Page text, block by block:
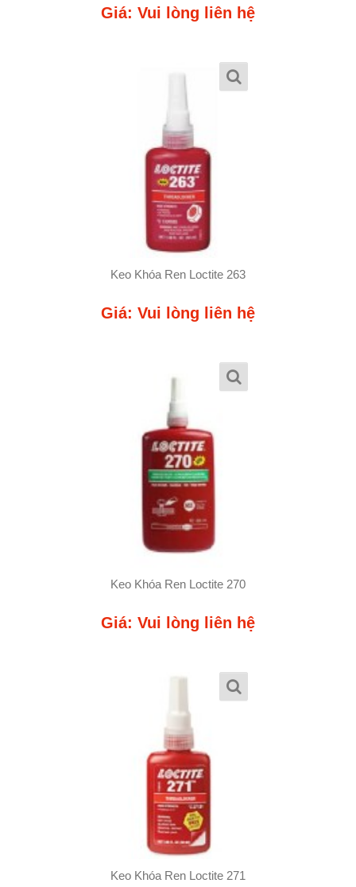
Giá: Vui lòng liên hệ
Keo Khóa Ren Loctite 263
Giá: Vui lòng liên hệ
Keo Khóa Ren Loctite 270
Giá: Vui lòng liên hệ
Keo Khóa Ren Loctite 271